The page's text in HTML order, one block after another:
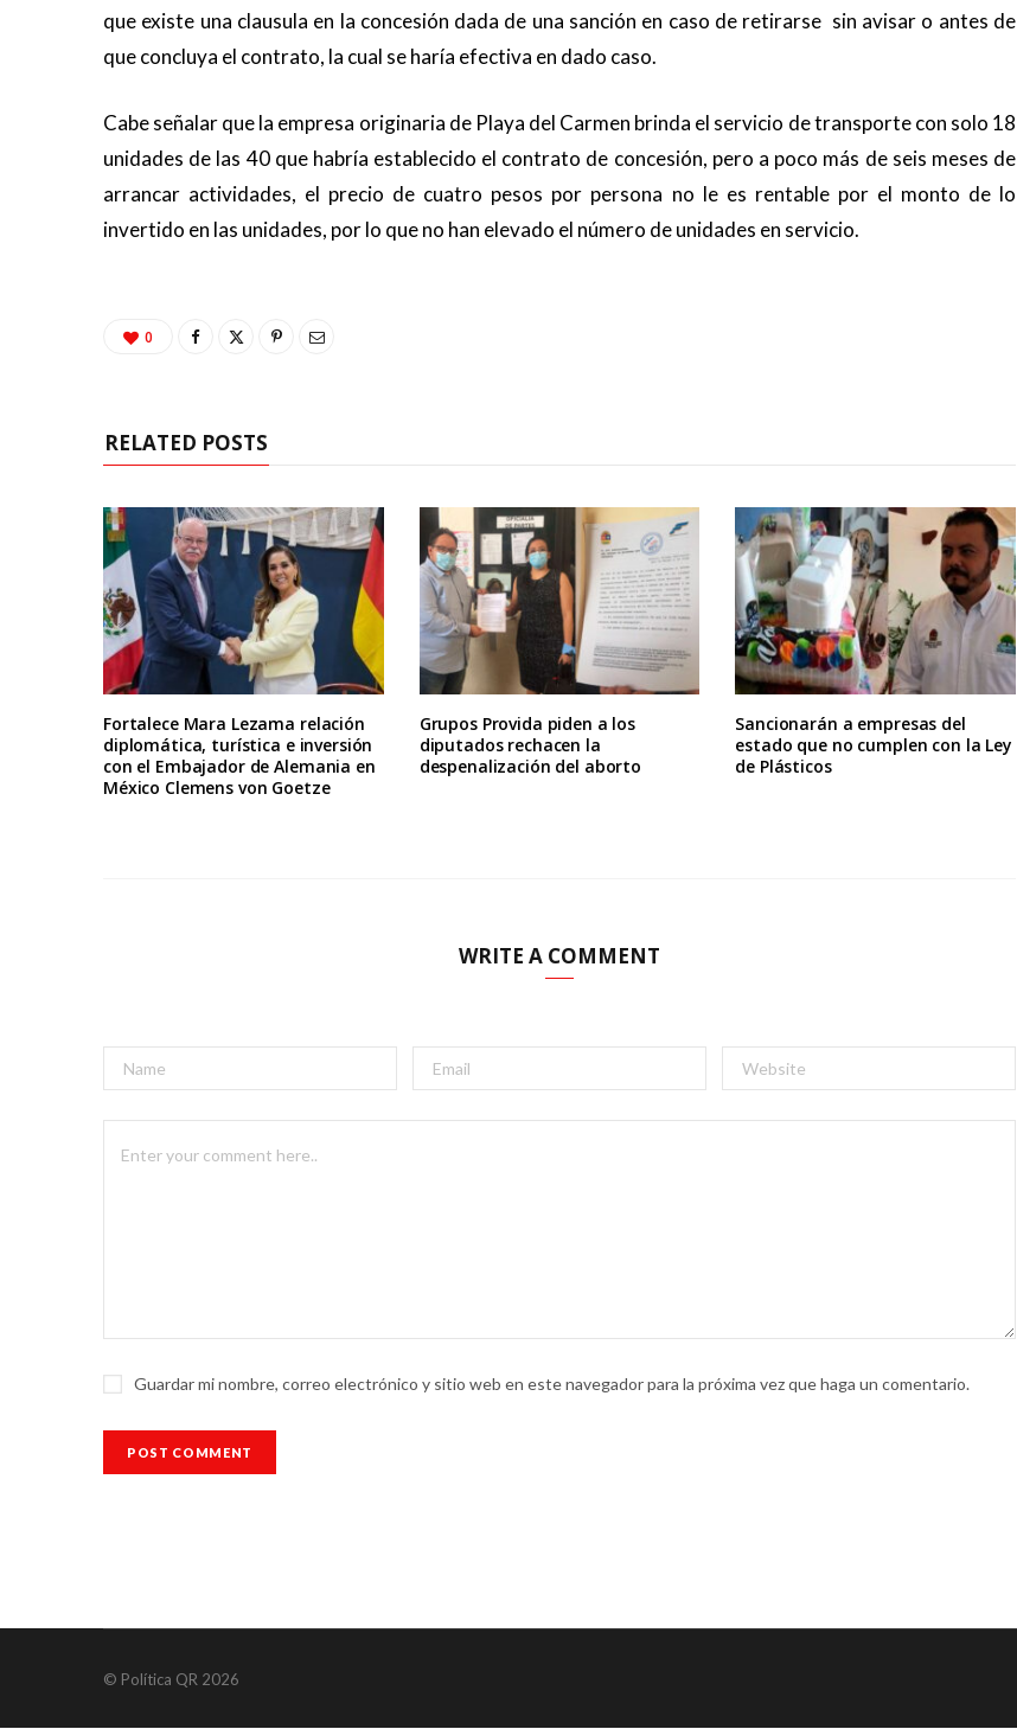
que existe una clausula en la concesión dada de una sanción en caso de retirarse sin avisar o antes de
que concluya el contrato, la cual se haría efectiva en dado caso.
Cabe señalar que la empresa originaria de Playa del Carmen brinda el servicio de transporte con solo 18
unidades de las 40 que habría establecido el contrato de concesión, pero a poco más de seis meses de
arrancar actividades, el precio de cuatro pesos por persona no le es rentable por el monto de lo
invertido en las unidades, por lo que no han elevado el número de unidades en servicio.
0
RELATED POSTS
Fortalece Mara Lezama relación
diplomática, turística e inversión
con el Embajador de Alemania en
México Clemens von Goetze
Grupos Provida piden a los
diputados rechacen la
despenalización del aborto
Sancionarán a empresas del
estado que no cumplen con la Ley
de Plásticos
WRITE A COMMENT
Guardar mi nombre, correo electrónico y sitio web en este navegador para la próxima vez que haga un comentario.
© Política QR 2026